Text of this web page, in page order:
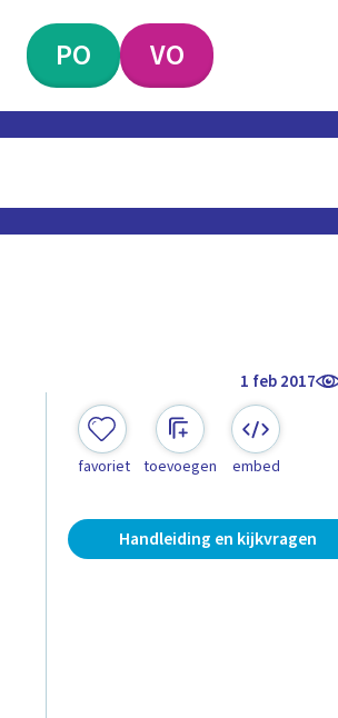
PO VO
1 feb 2017
favoriet toevoegen embed
Handleiding en kijkvragen